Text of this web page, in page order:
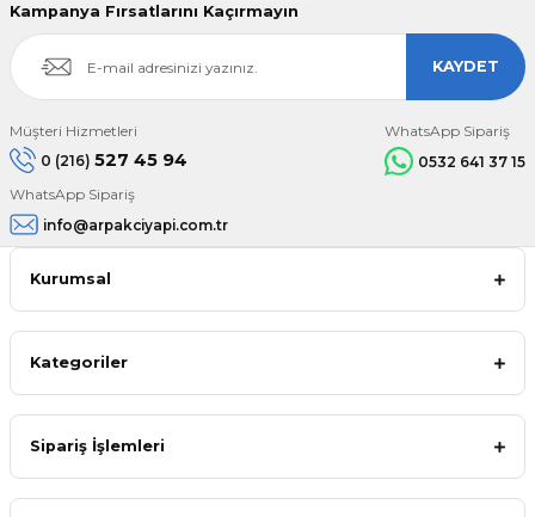
Kampanya Fırsatlarını Kaçırmayın
KAYDET
Müşteri Hizmetleri
0 (216) 527 45 94
WhatsApp Sipariş
0532 641 37 15
WhatsApp Sipariş
info@arpakciyapi.com.tr
Kurumsal
Kategoriler
Sipariş İşlemleri